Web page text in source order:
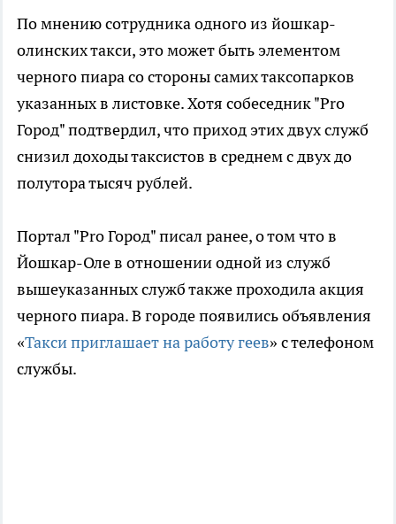
По мнению сотрудника одного из йошкар-
олинских такси, это может быть элементом
черного пиара со стороны самих таксопарков
указанных в листовке. Хотя собеседник "Pro
Город" подтвердил, что приход этих двух служб
снизил доходы таксистов в среднем с двух до
полутора тысяч рублей.
Портал "Pro Город" писал ранее, о том что в
Йошкар-Оле в отношении одной из служб
вышеуказанных служб также проходила акция
черного пиара. В городе появились объявления
«Такси приглашает на работу геев» с телефоном
службы.